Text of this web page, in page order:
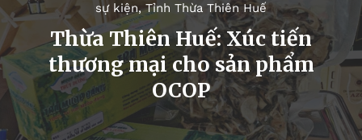
sự kiện,Tỉnh Thừa Thiên Huế
Thừa Thiên Huế: Xúc tiến
thương mại cho sản phẩm
OCOP